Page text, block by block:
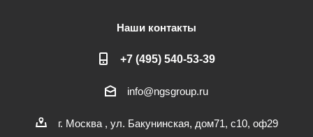
Наши контакты
+7 (495) 540-53-39
info@ngsgroup.ru
г. Москва , ул. Бакунинская, дом71, с10, оф29